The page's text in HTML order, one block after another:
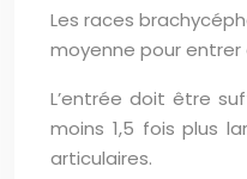
Les races
moyenne pour
L’entrée doit être
moins 1,5 fois plus
articulaires.